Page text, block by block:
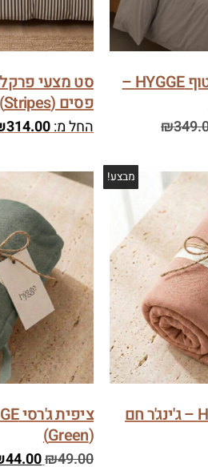
סט מצעי פרקל שטוף HYGGE –
₪
פסים (Stripes)
החל מ:314.00
מבצע!
ציפית ג'רסי HYGGE – ג'ינג'ר חם
(Green)
₪49.00
44.00